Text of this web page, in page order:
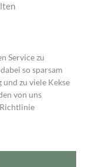
Service zu
so sparsam
zu viele Kekse
von uns